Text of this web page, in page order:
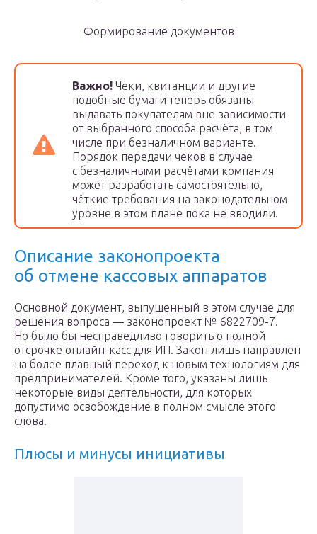
Формирование документов
Важно! Чеки, квитанции и другие
подобные бумаги теперь обязаны
выдавать покупателям вне зависимости
от выбранного способа расчёта, в том
числе при безналичном варианте.
Порядок передачи чеков в случае
с безналичными расчётами компания
может разработать самостоятельно,
чёткие требования на законодательном
уровне в этом плане пока не вводили.
Описание законопроекта
об отмене кассовых аппаратов
Основной документ, выпущенный в этом случае для
решения вопроса — законопроект № 6822709-7.
Но было бы несправедливо говорить о полной
отсрочке онлайн-касс для ИП. Закон лишь направлен
на более плавный переход к новым технологиям для
предпринимателей. Кроме того, указаны лишь
некоторые виды деятельности, для которых
допустимо освобождение в полном смысле этого
слова.
Плюсы и минусы инициативы